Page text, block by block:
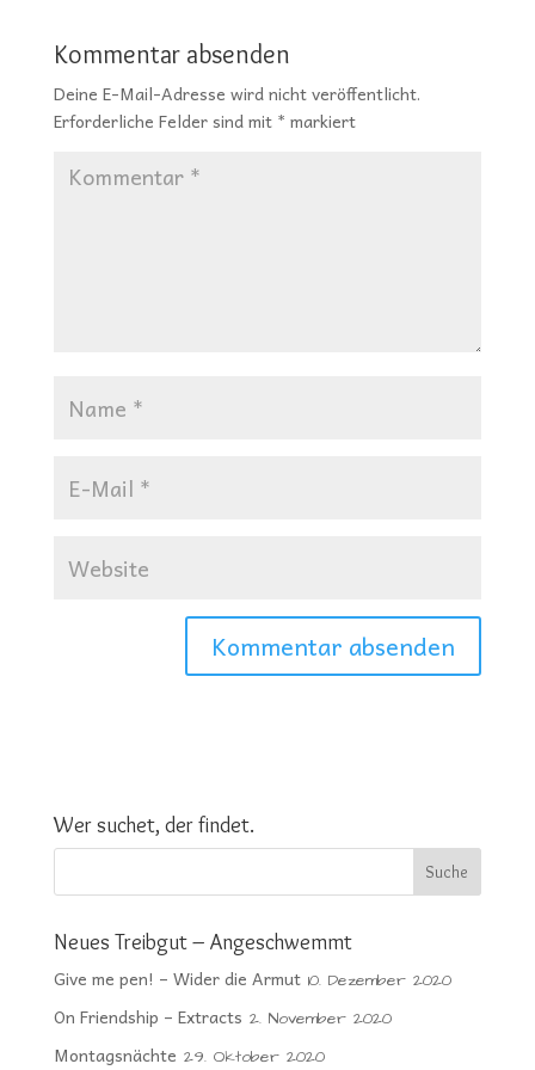
Kommentar absenden
Deine E-Mail-Adresse wird nicht veröffentlicht.
Erforderliche Felder sind mit * markiert
Wer suchet, der findet.
Neues Treibgut – Angeschwemmt
Give me pen! – Wider die Armut 10. Dezember 2020
On Friendship – Extracts 2. November 2020
Montagsnächte 29. Oktober 2020